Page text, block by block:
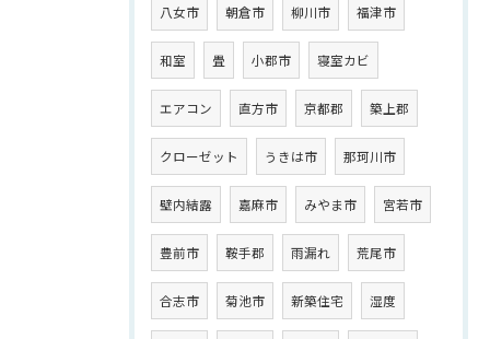
八女市 朝倉市 柳川市 福津市
和室 畳 小郡市 寝室カビ
エアコン 直方市 京都郡 築上郡
クローゼット うきは市 那珂川市
壁内結露 嘉麻市 みやま市 宮若市
豊前市 鞍手郡 雨漏れ 荒尾市
合志市 菊池市 新築住宅 湿度